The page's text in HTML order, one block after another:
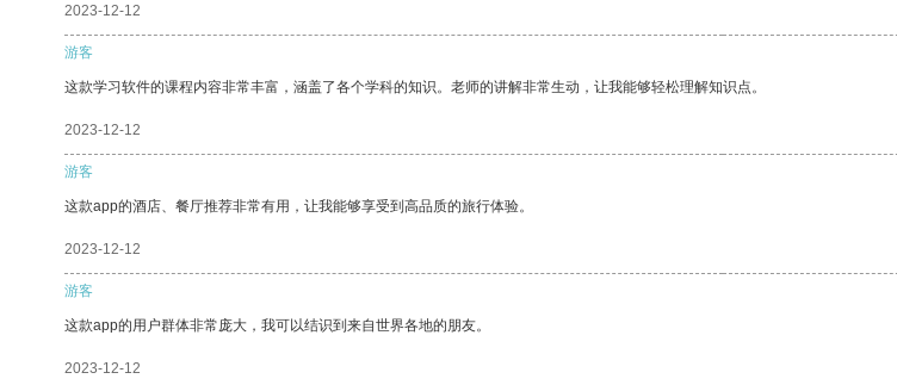
2023-12-12
游客
这款学习软件的课程内容非常丰富，涵盖了各个学科的知识。老师的讲解非常生动，让我能够轻松理解知识点。
2023-12-12
游客
这款app的酒店、餐厅推荐非常有用，让我能够享受到高品质的旅行体验。
2023-12-12
游客
这款app的用户群体非常庞大，我可以结识到来自世界各地的朋友。
2023-12-12